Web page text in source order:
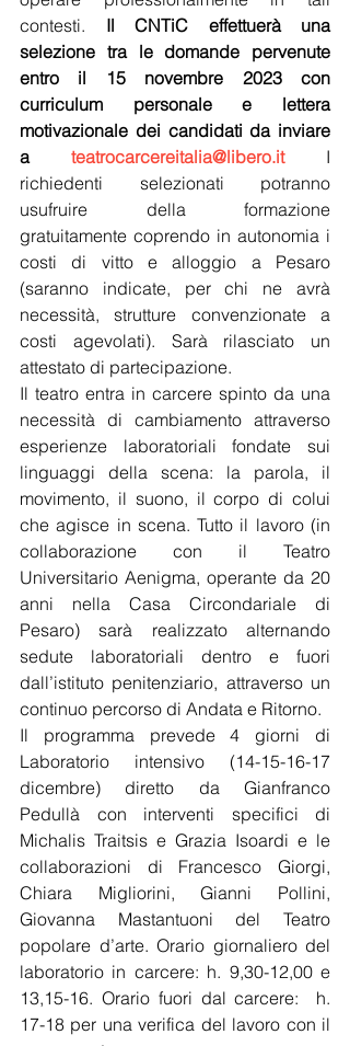
contesti. Il CNTiC effettuerà una
selezione tra le domande pervenute
entro il 15 novembre 2023 con
curriculum personale e lettera
motivazionale dei candidati da inviare
a teatrocarcereitalia@libero.it
I
richiedenti selezionati potranno
usufruire della formazione
gratuitamente coprendo in autonomia i
costi di vitto e alloggio a Pesaro
(saranno indicate, per chi ne avrà
necessità, strutture convenzionate a
costi agevolati). Sarà rilasciato un
attestato di partecipazione.
Il teatro entra in carcere spinto da una
necessità di cambiamento attraverso
esperienze laboratoriali fondate sui
linguaggi della scena: la parola, il
movimento, il suono, il corpo di colui
che agisce in scena. Tutto il lavoro (in
collaborazione con il Teatro
Universitario Aenigma, operante da 20
anni nella Casa Circondariale di
Pesaro) sarà realizzato alternando
sedute laboratoriali dentro e fuori
dall’istituto penitenziario, attraverso un
continuo percorso di Andata e Ritorno.
Il programma prevede 4 giorni di
Laboratorio intensivo (14-15-16-17
dicembre) diretto da Gianfranco
Pedullà con interventi specifici di
Michalis Traitsis e Grazia Isoardi e le
collaborazioni di Francesco Giorgi,
Chiara Migliorini, Gianni Pollini,
Giovanna Mastantuoni del Teatro
popolare d’arte. Orario giornaliero del
laboratorio in carcere: h. 9,30-12,00 e
13,15-16. Orario fuori dal carcere:  h.
17-18 per una verifica del lavoro con il